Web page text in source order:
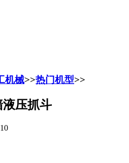
机械>>热门机型>>
液压抓斗